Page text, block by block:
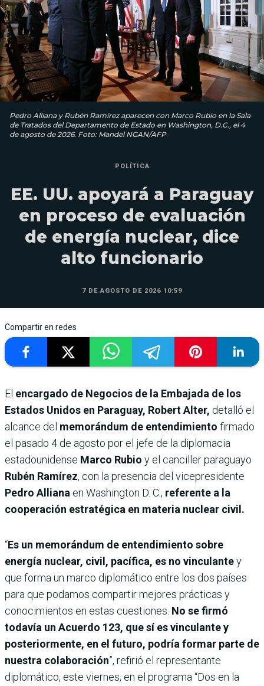
Pedro Alliana y Rubén Ramírez aparecen con Marco Rubio en la Sala
de Tratados del Departamento de Estado en Washington, D.C., el 4
de agosto de 2026. Foto: Mandel NGAN/AFP
POLÍTICA
EE. UU. apoyará a Paraguay
en proceso de evaluación
de energía nuclear, dice
alto funcionario
7 DE AGOSTO DE 2026 10:59
Compartir en redes
El encargado de Negocios de la Embajada de los
Estados Unidos en Paraguay, Robert Alter, detalló el
alcance del memorándum de entendimiento firmado
el pasado 4 de agosto por el jefe de la diplomacia
estadounidense Marco Rubio y el canciller paraguayo
Rubén Ramírez, con la presencia del vicepresidente
Pedro Alliana en Washington D. C., referente a la
cooperación estratégica en materia nuclear civil.
“Es un memorándum de entendimiento sobre
energía nuclear, civil, pacífica, es no vinculantey
que forma un marco diplomático entre los dos países
para que podamos compartir mejores prácticas y
conocimientos en estas cuestiones. No se firmó
todavía un Acuerdo 123, que sí es vinculante y
posteriormente, en el futuro, podría formar parte de
nuestra colaboración”, refirió el representante
diplomático, este viernes, en el programa “Dos en la